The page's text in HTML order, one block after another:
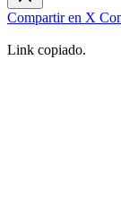
Compartir en X
Link copiado.